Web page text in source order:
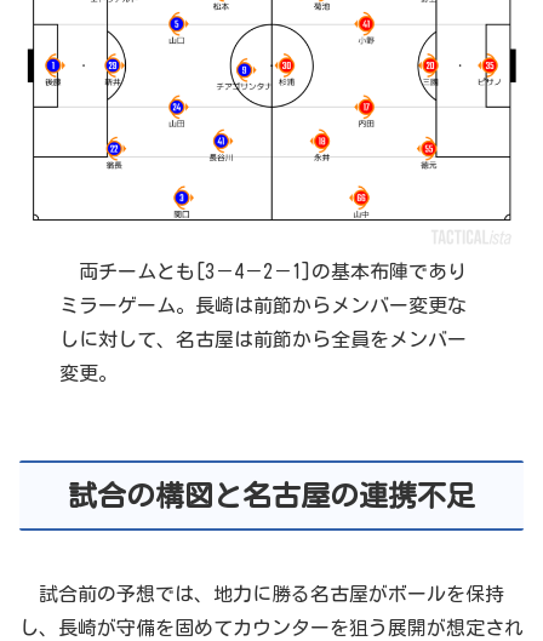
両チームとも[3－4－2－1]の基本布陣であり
ミラーゲーム。長崎は前節からメンバー変更な
しに対して、名古屋は前節から全員をメンバー
変更。
試合の構図と名古屋の連携不足
試合前の予想では、地力に勝る名古屋がボールを保持
し、長崎が守備を固めてカウンターを狙う展開が想定され